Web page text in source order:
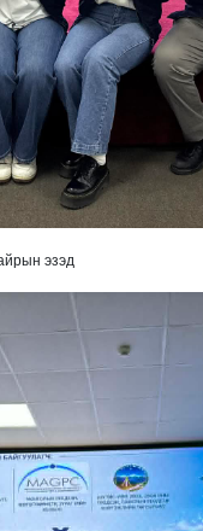
эзэд